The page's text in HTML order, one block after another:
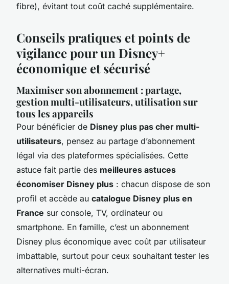
fibre), évitant tout coût caché supplémentaire.
Conseils pratiques et points de
vigilance pour un Disney+
économique et sécurisé
Maximiser son abonnement : partage,
gestion multi-utilisateurs, utilisation sur
tous les appareils
Pour bénéficier de Disney plus pas cher multi-
utilisateurs, pensez au partage d’abonnement
légal via des plateformes spécialisées. Cette
astuce fait partie des meilleures astuces
économiser Disney plus : chacun dispose de son
profil et accède au catalogue Disney plus en
France sur console, TV, ordinateur ou
smartphone. En famille, c’est un abonnement
Disney plus économique avec coût par utilisateur
imbattable, surtout pour ceux souhaitant tester les
alternatives multi-écran.